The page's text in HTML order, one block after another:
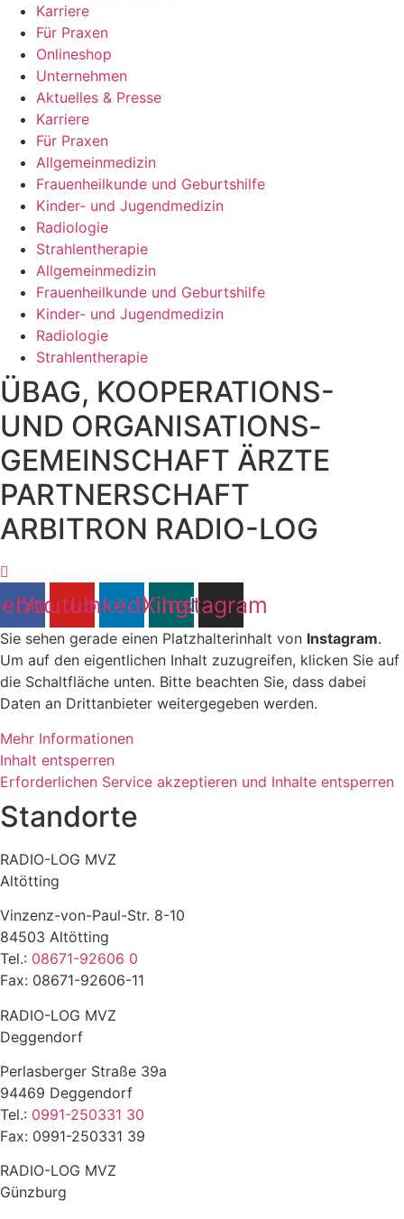
Karriere
Für Praxen
Onlineshop
Unternehmen
Aktuelles & Presse
Karriere
Für Praxen
Allgemeinmedizin
Frauenheilkunde und Geburtshilfe
Kinder- und Jugendmedizin
Radiologie
Strahlentherapie
Allgemeinmedizin
Frauenheilkunde und Geburtshilfe
Kinder- und Jugendmedizin
Radiologie
Strahlentherapie
ÜBAG, KOOPERATIONS-
UND ORGANISATIONS­
GEMEINSCHAFT ÄRZTE
PARTNERSCHAFT
ARBITRON RADIO-LOG
YoutubeLinkedinXing
Instagram
Sie sehen gerade einen Platzhalterinhalt von Instagram.
Um auf den eigentlichen Inhalt zuzugreifen, klicken Sie auf
die Schaltfläche unten. Bitte beachten Sie, dass dabei
Daten an Drittanbieter weitergegeben werden.
Mehr Informationen
Inhalt entsperren
Erforderlichen Service akzeptieren und Inhalte entsperren
Standorte
RADIO-LOG MVZ
Altötting
Vinzenz-von-Paul-Str. 8-10
84503 Altötting
Tel.: 08671-92606 0
Fax: 08671-92606-11
RADIO-LOG MVZ
Deggendorf
Perlasberger Straße 39a
94469 Deggendorf
Tel.: 0991-250331 30
Fax: 0991-250331 39
RADIO-LOG MVZ
Günzburg